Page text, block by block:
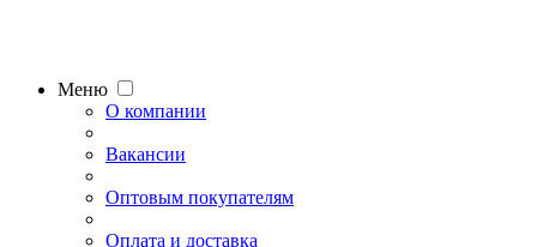
Меню
О компании
Вакансии
Оптовым покупателям
Оплата и доставка